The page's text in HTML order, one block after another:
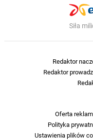
Siła
Oferta
Polityka
Ustawienia plików
Redaktor
Redaktor